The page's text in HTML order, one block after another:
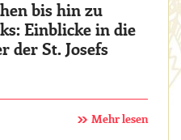
bis hin zu
Einblicke in die
der St. Josefs
Mehr lesen